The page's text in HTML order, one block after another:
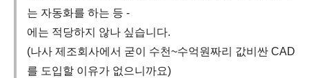
는 자동화를 하는 등 -
에는 적당하지 않나 싶습니다.
(나사 제조회사에서 굳이 수천~수억원짜리 값비싼 CAD
를 도입할 이유가 없으니까요)